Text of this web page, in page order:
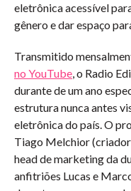
eletrônica acessível
gênero e dar espaço
Transmitido
no YouTube, o Radio
durante de um ano
estrutura nunca antes
eletrônica do país. O
Tiago Melchior
head de marketing da
anfitriões Lucas e